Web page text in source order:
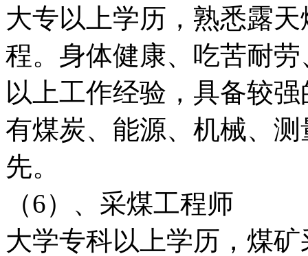
大专以上学历，熟悉露
程。身体健康、吃苦耐
以上工作经验，具备较
有煤炭、能源、机械、
先。
（6）、采煤工程师
大学专科以上学历，煤